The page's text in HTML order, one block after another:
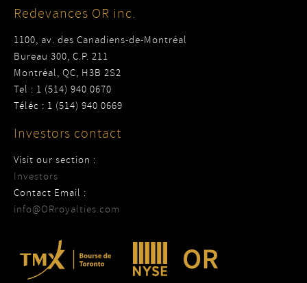
Redevances OR inc.
1100, av. des Canadiens-de-Montréal
Bureau 300, C.P. 211
Montréal, QC, H3B 2S2
Tel : 1 (514) 940 0670
Téléc : 1 (514) 940 0669
Investors contact
Visit our section :
Investors
Contact Email :
info@ORroyalties.com